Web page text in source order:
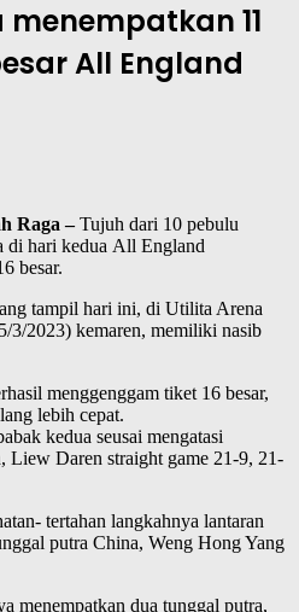
11
All England
Raga –Tujuh dari 10 pebulu
di hari kedua All England
besar.
tampil hari ini, di Utilita Arena
3/2023) kemaren, memiliki nasib
menggenggam tiket 16 besar,
lebih cepat.
kedua seusai mengatasi
Liew Daren straight game 21-9, 21-
tertahan langkahnya lantaran
putra China, Weng Hong Yang
menempatkan dua tunggal putra,